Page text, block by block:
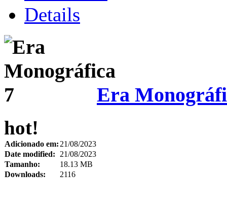
Details
Era
hot!
Adicionado em: 21/08/2023
Date modified:
21/08/2023
Tamanho:
18.13 MB
Downloads:
2116